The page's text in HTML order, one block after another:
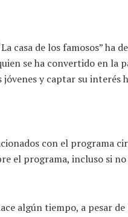
casa de los famosos” ha
se ha convertido en la
jóvenes y captar su interés
con el programa
el programa, incluso si
algún tiempo, a pesar